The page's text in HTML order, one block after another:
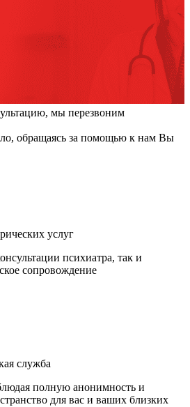
мы перезвоним
обращаясь за помощью к нам Вы
услуг
психиатра, так и
сопровождение
служба
полную анонимность и
для вас и ваших близких